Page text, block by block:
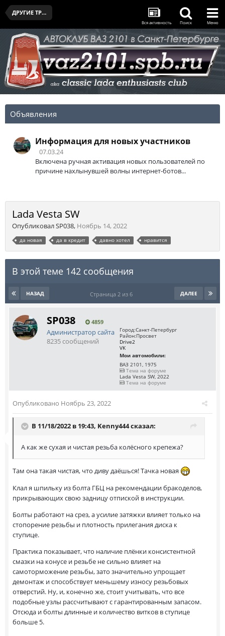
ДРУГИЕ ТРАНСПОРТНЫЕ СРЕДСТВА УЧАСТНИКОВ КЛУБА
Вся активность Поиск Меню
Объявления
Информация для новых участников
07.03.24
Включена ручная активация новых пользователей по
причине нахлынувшей волны интернет-ботов...
Lada Vesta SW
ОпубликовалSP038, Ноябрь 14, 2022
да новая да в кредит давно хотел нравится
В этой теме 142 сообщения
НАЗАД ДАЛЕЕ
Страница 2 из 6
SP038 4859
Администратор сайта
8235 сообщений
Город:Санкт-Петербург
Район:Просвет
Drive2
VK
Мои автомобили:
ВАЗ 2101, 1975
Тема на форуме
Lada Vesta SW, 2022
Тема на форуме
Опубликовано Ноябрь 23, 2022
В 11/18/2022 в 19:43, Kenny444сказал:
А как же сухая и чистая резьба колёсного крепежа?
Там она такая чистая, что диву даёшься! Тачка новая
Клал я шпильку из болта ГБЦ на рекомендации бракоделов,
прикрывающих свою задницу отпиской в инструкции.
Болты работают на срез, а усилие затяжки влияет только на
стопорение резьбы и плотность прилегания диска к
ступице.
Практика показывает, что наличие плёнки консистентной
смазки на конусе и резьбе не сильно влияет на
самоторможение резьбы, зато значительно упрощает
демонтаж и способствует меньшему износу резьбовых
отверстий. Ну, и, конечно же, стоит учитывать, что все
подобные узлы рассчитывают с гарантированным запасом.
Отсюда и болты длинные и количество витков в ступице
больше 5.